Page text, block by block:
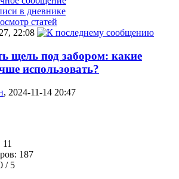
в дневнике
статей
22:08
щель под забором: какие
использовать?
, 2024-11-14 20:47
187
/ 5